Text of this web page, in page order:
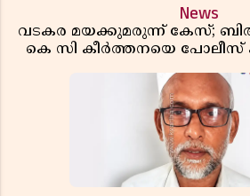
News
വടകര മയക്കുമരുന്ന് കേസ്;
കെ സി കീർത്തനയെ പോലീസ്